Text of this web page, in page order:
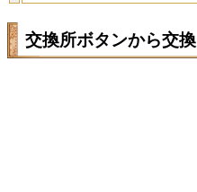
交換所ボタンから交換